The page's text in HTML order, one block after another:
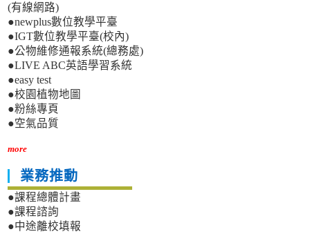
(有線網路)
●newplus數位教學平臺
●IGT數位教學平臺(校內)
●公物維修通報系統(總務處)
●LIVE ABC英語學習系統
●easy test
●校園植物地圖
●粉絲專頁
●空氣品質
more
業務推動
●課程總體計畫
●課程諮詢
●中途離校填報